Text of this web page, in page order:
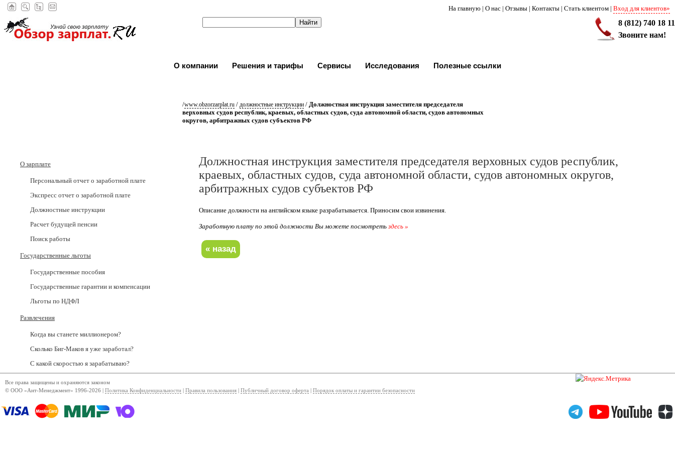
На главную | О нас | Отзывы | Контакты | Стать клиентом | Вход для клиентов»
8 (812) 740 18 11
Звоните нам!
О компании Решения и тарифы Сервисы Исследования Полезные ссылки
/www.obzorzarplat.ru/ должностные инструкции/ Должностная инструкция заместителя председателя
верховных судов республик, краевых, областных судов, суда автономной области, судов автономных
округов, арбитражных судов субъектов РФ
О зарплате
Персональный отчет о заработной плате
Экспресс отчет о заработной плате
Должностные инструкции
Расчет будущей пенсии
Поиск работы
Государственные льготы
Государственные пособия
Государственные гарантии и компенсации
Льготы по НДФЛ
Развлечения
Когда вы станете миллионером?
Сколько Биг-Маков я уже заработал?
С какой скоростью я зарабатываю?
Должностная инструкция заместителя председателя верховных судов республик,
краевых, областных судов, суда автономной области, судов автономных округов,
арбитражных судов субъектов РФ
Описание должности на английском языке разрабатывается. Приносим свои извинения.
Заработную плату по этой должности Вы можете посмотретьздесь »
Все права защищены и охраняются законом
© ООО «Ант-Менеджмент» 1996-2026 | Политика Конфиденциальности Правила пользования Публичный договор оферта Порядок оплаты и гарантии безопасности